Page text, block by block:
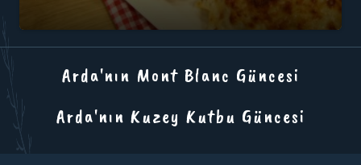
Arda'nın Mont Blanc Güncesi
Arda'nın Kuzey Kutbu Güncesi